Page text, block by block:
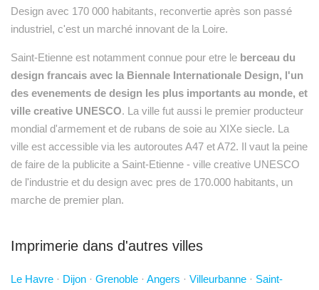
Design avec 170 000 habitants, reconvertie après son passé
industriel, c'est un marché innovant de la Loire.
Saint-Etienne est notamment connue pour etre le berceau du
design francais avec la Biennale Internationale Design, l'un
des evenements de design les plus importants au monde, et
ville creative UNESCO. La ville fut aussi le premier producteur
mondial d'armement et de rubans de soie au XIXe siecle. La
ville est accessible via les autoroutes A47 et A72. Il vaut la peine
de faire de la publicite a Saint-Etienne - ville creative UNESCO
de l'industrie et du design avec pres de 170.000 habitants, un
marche de premier plan.
Imprimerie dans d'autres villes
Le Havre · Dijon · Grenoble · Angers · Villeurbanne · Saint-